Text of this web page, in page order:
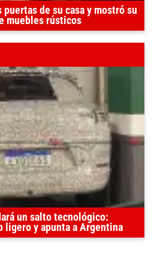
de su casa y mostró su
muebles rústicos
un salto tecnológico:
ligero y apunta a Argentina